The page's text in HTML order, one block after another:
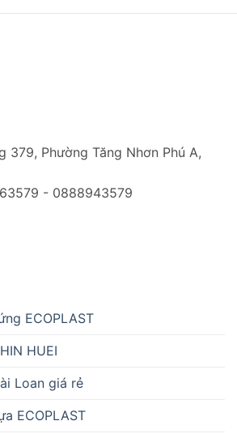
Phường Tăng Nhơn Phú A,
- 0888943579
ECOPLAST
HUEI
Loan giá rẻ
ECOPLAST